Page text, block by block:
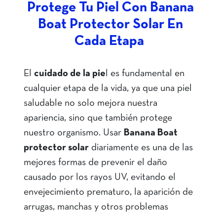
Protege Tu Piel Con Banana
Boat Protector Solar En
Cada Etapa
El cuidado de la pie l es fundamental en
cualquier etapa de la vida, ya que una piel
saludable no solo mejora nuestra
apariencia, sino que también protege
nuestro organismo. Usar Banana Boat
protector solar diariamente es una de las
mejores formas de prevenir el daño
causado por los rayos UV, evitando el
envejecimiento prematuro, la aparición de
arrugas, manchas y otros problemas